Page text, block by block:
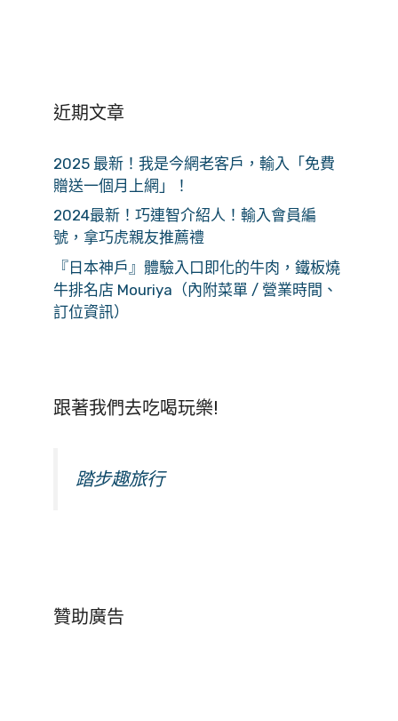
近期文章
2025 最新！我是今網老客戶，輸入「免費
贈送一個月上網」！
2024最新！巧連智介紹人！輸入會員編
號，拿巧虎親友推薦禮
『日本神戶』體驗入口即化的牛肉，鐵板燒
牛排名店 Mouriya（內附菜單 / 營業時間、
訂位資訊）
跟著我們去吃喝玩樂!
踏步趣旅行
贊助廣告